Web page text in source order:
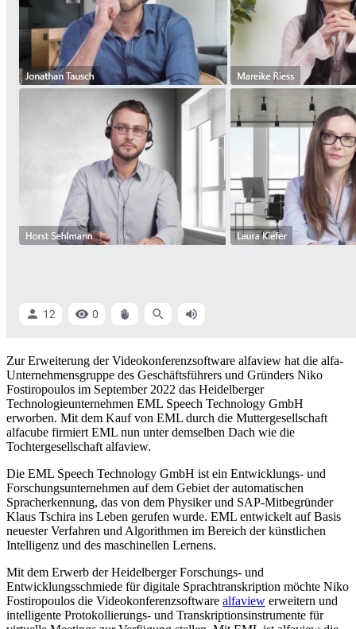
Zur Erweiterung der Videokonferenzsoftware alfaview hat die alfa-
Unternehmensgruppe des Geschäftsführers und Gründers Niko
Fostiropoulos im September 2022 das Heidelberger
Technologieunternehmen EML Speech Technology GmbH
erworben. Mit dem Kauf von EML durch die Muttergesellschaft
alfacube firmiert EML nun unter demselben Dach wie die
Tochtergesellschaft alfaview.
Die EML Speech Technology GmbH ist ein Entwicklungs- und
Forschungsunternehmen auf dem Gebiet der automatischen
Spracherkennung, das von dem Physiker und SAP-Mitbegründer
Klaus Tschira ins Leben gerufen wurde. EML entwickelt auf Basis
neuester Verfahren und Algorithmen im Bereich der künstlichen
Intelligenz und des maschinellen Lernens.
Mit dem Erwerb der Heidelberger Forschungs- und
Entwicklungsschmiede für digitale Sprachtranskription möchte Niko
Fostiropoulos die Videokonferenzsoftware alfaview erweitern und
intelligente Protokollierungs- und Transkriptionsinstrumente für